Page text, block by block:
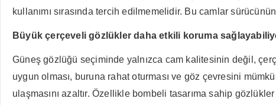
kullanımı sırasında tercih edilmemelidir. Bu camlar
Büyük çerçeveli gözlükler daha etkili koruma
Güneş gözlüğü seçiminde yalnızca cam kalitesinin değil,
uygun olması, buruna rahat oturması ve göz çevresini
ulaşmasını azaltır. Özellikle bombeli tasarıma sahip